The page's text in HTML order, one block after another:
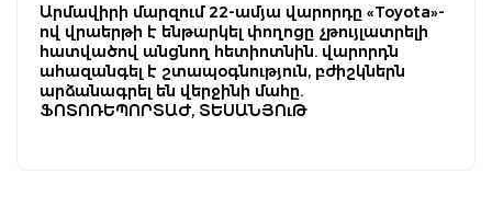
Արմավիրի մարզում 22-ամյա վարորդը «Toyota»-
ով վրաերթի է ենթարկել փողոցը չթույլատրելի
հատվածով անցնող հետիոտնին. վարորդն
ահազանգել է շտապօգնություն, բժիշկներն
արձանագրել են վերջինի մահը.
ՖՈՏՈՌԵՊՈՐՏԱԺ, ՏԵՍԱՆՅՈւԹ